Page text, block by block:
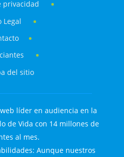
privacidad
Legal
del sitio
líder en audiencia en la
de Vida con 14 millones de
al mes.
Aunque nuestros